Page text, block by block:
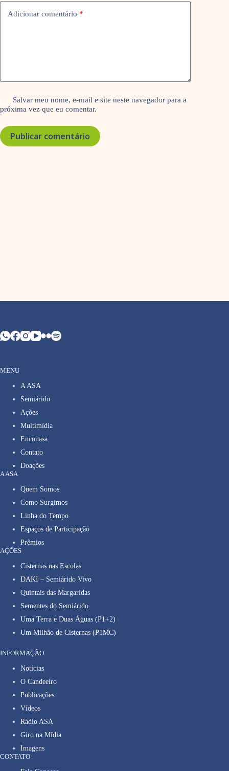
Adicionar comentário *
Salvar meu nome, e-mail e site neste navegador para a
próxima vez que eu comentar.
Publicar comentário
MENU
A ASA
Semiárido
Ações
Multimídia
Enconasa
Contato
Doações
A ASA
Quem Somos
Como Surgimos
Linha do Tempo
Espaços de Participação
Prêmios
AÇÕES
Cisternas nas Escolas
DAKI – Semiárido Vivo
Quintais das Margaridas
Sementes do Semiárido
Uma Terra e Duas Águas (P1+2)
Um Milhão de Cisternas (P1MC)
INFORMAÇÃO
Notícias
O Candeeiro
Publicações
Vídeos
Rádio ASA
Giro na Mídia
Imagens
CONTATO